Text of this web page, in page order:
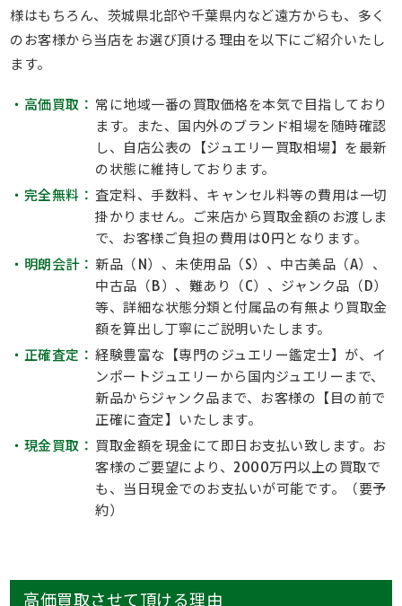
様はもちろん、茨城県北部や千葉県内など遠方からも、多く
のお客様から当店をお選び頂ける理由を以下にご紹介いたし
ます。
・高価買取： 常に地域一番の買取価格を本気で目指しており
ます。また、国内外のブランド相場を随時確認
し、自店公表の【ジュエリー買取相場】を最新
の状態に維持しております。
・完全無料： 査定料、手数料、キャンセル料等の費用は一切
掛かりません。ご来店から買取金額のお渡しま
で、お客様ご負担の費用は0円となります。
・明朗会計： 新品（N）、未使用品（S）、中古美品（A）、
中古品（B）、難あり（C）、ジャンク品（D）
等、詳細な状態分類と付属品の有無より買取金
額を算出し丁寧にご説明いたします。
・正確査定： 経験豊富な【専門のジュエリー鑑定士】が、イ
ンポートジュエリーから国内ジュエリーまで、
新品からジャンク品まで、お客様の【目の前で
正確に査定】いたします。
・現金買取： 買取金額を現金にて即日お支払い致します。お
客様のご要望により、2000万円以上の買取で
も、当日現金でのお支払いが可能です。（要予
約）
高価買取させて頂ける理由